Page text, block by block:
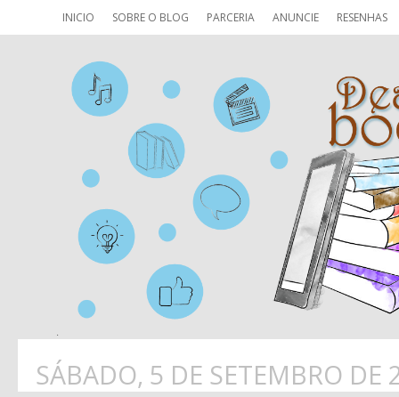
INICIO SOBRE O BLOG PARCERIA ANUNCIE RESENHAS
SÁBADO, 5 DE SETEMBRO DE